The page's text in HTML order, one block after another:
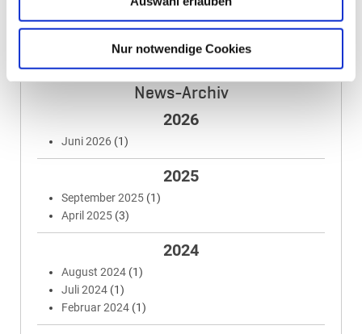
Nur notwendige Cookies
News-Archiv
2026
Juni 2026 (1)
2025
September 2025 (1)
April 2025 (3)
2024
August 2024 (1)
Juli 2024 (1)
Februar 2024 (1)